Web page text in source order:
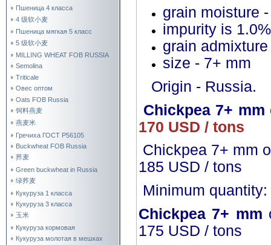
Пшеница 4 класса
4 级软小麦
Пшеница мягкая 5 класс
5 级软小麦
MILLING WHEAT FOB RUSSIA
Semolina
Triticale
Овес оптом
Oats FOB Russia
饲料燕麦
燕麦米
Гречиха ГОСТ Р56105
Buckwheat FOB Russia
荞麦
Green buckwheat in Russia
绿荞麦
Кукуруза 1 класса
Кукуруза 3 класса
玉米
Кукуруза кормовая
Кукуруза молотая в мешках
grain moisture
impurity is 1.0%
grain
size - 7+ mm
Origin - Russia.
Chickpea 7+ mm
170 USD / tons
Chickpea 7+ mm
185 USD / tons
Minimum
Chickpea 7+ mm
175 USD / tons